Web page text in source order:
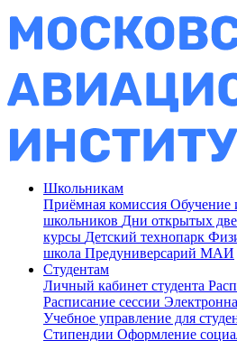
Школьникам
Приёмная комиссия Обучение
школьников Дни открытых
курсы Детский технопарк
школа Предуниверсарий МАИ
Студентам
Личный кабинет студента
Расписание сессии
Учебное управление для
Стипендии Оформление